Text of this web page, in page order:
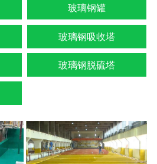
玻璃钢罐
玻璃钢吸收塔
玻璃钢脱硫塔